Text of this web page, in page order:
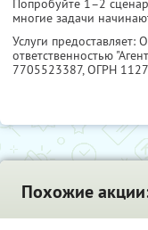
Попробуйте 1–2
многие задачи
Услуги предоставляет:
ответственностью
7705523387, ОГРН
Похожие